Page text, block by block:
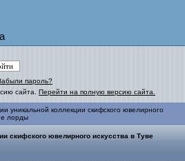
пароль?
сайта. Перейти на полную версию сайта.
уникальной коллекции скифского ювелирного
лорды
скифского ювелирного искусства в Туве